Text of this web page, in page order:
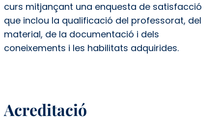
curs mitjançant una enquesta de satisfacció
que inclou la qualificació del professorat, del
material, de la documentació i dels
coneixements i les habilitats adquirides.
Acreditació